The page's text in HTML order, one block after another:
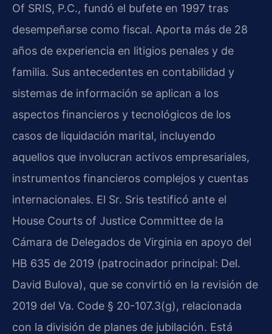
Of SRIS, P.C., fundó el bufete en 1997 tras
desempeñarse como fiscal. Aporta más de 28
años de experiencia en litigios penales y de
familia. Sus antecedentes en contabilidad y
sistemas de información se aplican a los
aspectos financieros y tecnológicos de los
casos de liquidación marital, incluyendo
aquellos que involucran activos empresariales,
instrumentos financieros complejos y cuentas
internacionales. El Sr. Sris testificó ante el
House Courts of Justice Committee de la
Cámara de Delegados de Virginia en apoyo del
HB 635 de 2019 (patrocinador principal: Del.
David Bulova), que se convirtió en la revisión de
2019 del Va. Code § 20-107.3(g), relacionada
con la división de planes de jubilación. Está